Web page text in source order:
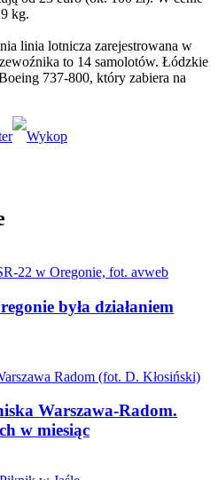
kg.
linia lotnicza zarejestrowana w
to 14 samolotów. Łódzkie
737-800, który zabiera na
była działaniem
Warszawa-Radom.
w miesiąc